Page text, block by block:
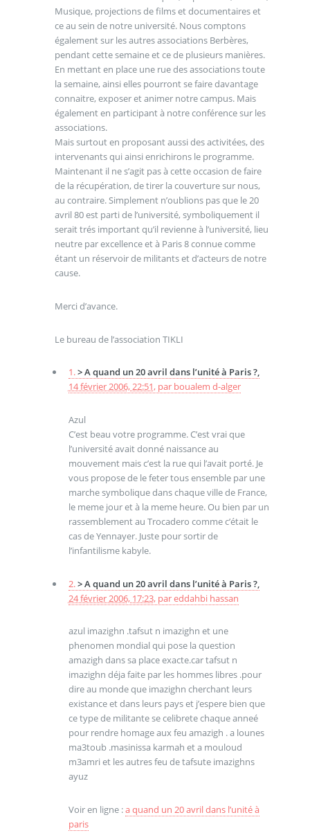
Musique, projections de films et documentaires et
ce au sein de notre université. Nous comptons
également sur les autres associations Berbères,
pendant cette semaine et ce de plusieurs manières.
En mettant en place une rue des associations toute
la semaine, ainsi elles pourront se faire davantage
connaitre, exposer et animer notre campus. Mais
également en participant à notre conférence sur les
associations.
Mais surtout en proposant aussi des activitées, des
intervenants qui ainsi enrichirons le programme.
Maintenant il ne s’agit pas à cette occasion de faire
de la récupération, de tirer la couverture sur nous,
au contraire. Simplement n’oublions pas que le 20
avril 80 est parti de l’université, symboliquement il
serait trés important qu’il revienne à l’université, lieu
neutre par excellence et à Paris 8 connue comme
étant un réservoir de militants et d’acteurs de notre
cause.
Merci d’avance.
Le bureau de l’association TIKLI
1.> A quand un 20 avril dans l’unité à Paris ?,
14 février 2006, 22:51, par boualem d-alger
Azul
C’est beau votre programme. C’est vrai que
l’université avait donné naissance au
mouvement mais c’est la rue qui l’avait porté. Je
vous propose de le feter tous ensemble par une
marche symbolique dans chaque ville de France,
le meme jour et à la meme heure. Ou bien par un
rassemblement au Trocadero comme c’était le
cas de Yennayer. Juste pour sortir de
l’infantilisme kabyle.
2.> A quand un 20 avril dans l’unité à Paris ?,
24 février 2006, 17:23, pareddahbi hassan
azul imazighn .tafsut n imazighn et une
phenomen mondial qui pose la question
amazigh dans sa place exacte.car tafsut n
imazighn déja faite par les hommes libres .pour
dire au monde que imazighn cherchant leurs
existance et dans leurs pays et j’espere bien que
ce type de militante se celibrete chaque anneé
pour rendre homage aux feu amazigh . a lounes
ma3toub .masinissa karmah et a mouloud
m3amri et les autres feu de tafsute imazighns
ayuz
Voir en ligne :a quand un 20 avril dans l’unité à
paris